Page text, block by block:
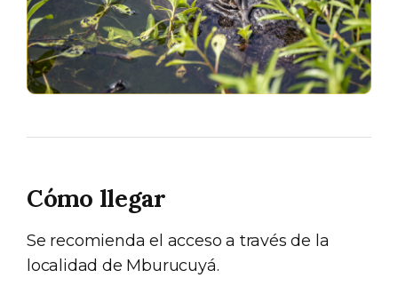
Cómo llegar
Se recomienda el acceso a través de la
localidad de Mburucuyá.